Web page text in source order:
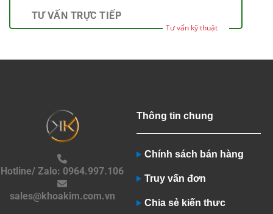
TƯ VẤN TRỰC TIẾP
Tư vấn kỹ thuật
Hotline/ Zalo: 0964.997.106
sales@khoakim.com.vn
Thông tin chung
Chính sách bán hàng
Truy vấn đơn
Chia sẻ kiến thưc